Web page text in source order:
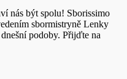
nás být spolu! Sborissimo
sbormistryně Lenky
podoby. Přijďte na